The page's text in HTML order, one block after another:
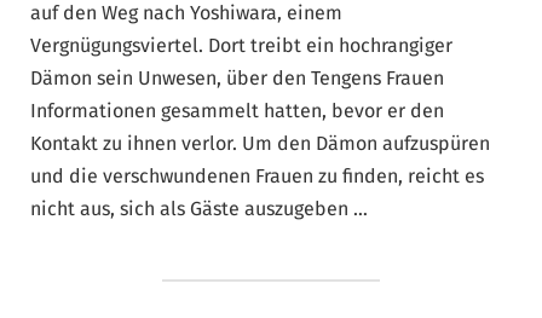
auf den Weg nach Yoshiwara, einem
Vergnügungsviertel. Dort treibt ein hochrangiger
Dämon sein Unwesen, über den Tengens Frauen
Informationen gesammelt hatten, bevor er den
Kontakt zu ihnen verlor. Um den Dämon aufzuspüren
und die verschwundenen Frauen zu finden, reicht es
nicht aus, sich als Gäste auszugeben …